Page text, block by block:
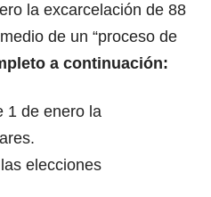
la excarcelación de 88
de un “proceso de
a continuación:
1 de enero la
elecciones